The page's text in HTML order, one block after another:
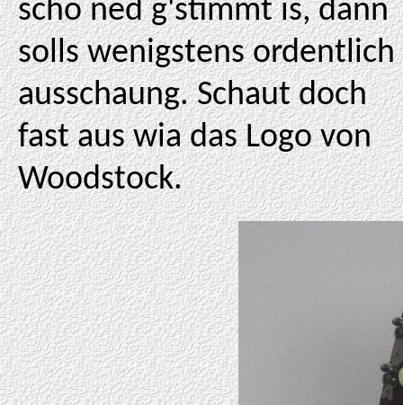
scho ned g'stimmt is, dann
solls wenigstens ordentlich
ausschaung. Schaut doch
fast aus wia das Logo von
Woodstock.